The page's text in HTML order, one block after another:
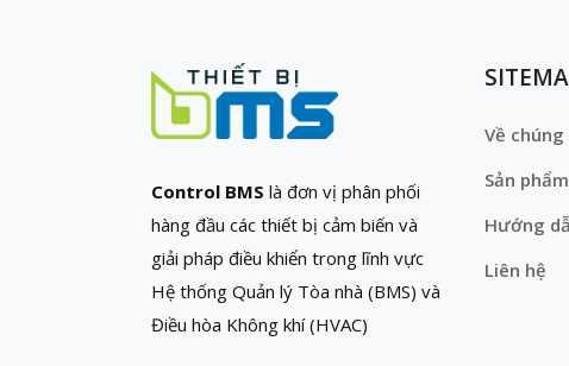
Control BMS là đơn vị phân phối
hàng đầu các thiết bị cảm biến và
giải pháp điều khiển trong lĩnh vực
Hệ thống Quản lý Tòa nhà (BMS) và
Điều hòa Không khí (HVAC)
Về
Sản phẩm
Hướng
Liên hệ